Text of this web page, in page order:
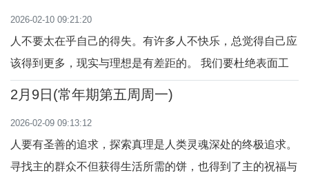
心，多结圣德的美好果实。“凡从人里面出来的，那才使人
污秽。”（谷7：14-23）
2026-02-10 09:21:20
人不要太在乎自己的得失。有许多人不快乐，总觉得自己应
该得到更多，现实与理想是有差距的。 我们要杜绝表面工
作，摒弃各类“表面功夫”，将有限的“实干精力”用在追求圣
们恭敬我，也是虚假的，因为他们所讲授的教义，是人的规
律。”（谷7：1-13）
2月9日(常年期第五周周一)
2026-02-09 09:13:12
人要有圣善的追求，探索真理是人类灵魂深处的终极追求。
寻找主的群众不但获得生活所需的饼，也得到了主的祝福与